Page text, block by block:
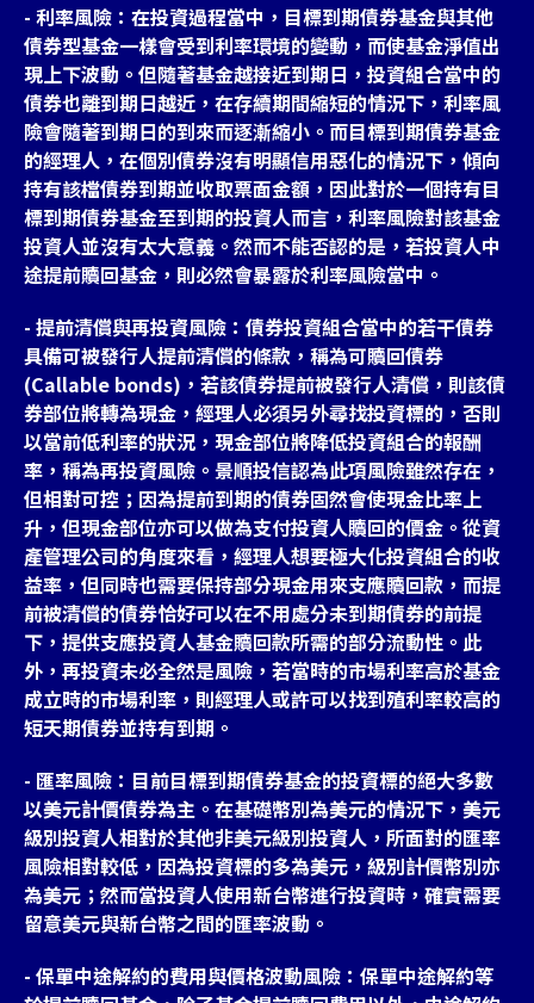
- 利率風險：在投資過程當中，目標到期債券基金與其他
債券型基金一樣會受到利率環境的變動，而使基金淨值出
現上下波動。但隨著基金越接近到期日，投資組合當中的
債券也離到期日越近，在存續期間縮短的情況下，利率風
險會隨著到期日的到來而逐漸縮小。而目標到期債券基金
的經理人，在個別債券沒有明顯信用惡化的情況下，傾向
持有該檔債券到期並收取票面金額，因此對於一個持有目
標到期債券基金至到期的投資人而言，利率風險對該基金
投資人並沒有太大意義。然而不能否認的是，若投資人中
途提前贖回基金，則必然會暴露於利率風險當中。
- 提前清償與再投資風險：債券投資組合當中的若干債券
具備可被發行人提前清償的條款，稱為可贖回債券
(Callable bonds)，若該債券提前被發行人清償，則該債
券部位將轉為現金，經理人必須另外尋找投資標的，否則
以當前低利率的狀況，現金部位將降低投資組合的報酬
率，稱為再投資風險。景順投信認為此項風險雖然存在，
但相對可控；因為提前到期的債券固然會使現金比率上
升，但現金部位亦可以做為支付投資人贖回的價金。從資
產管理公司的角度來看，經理人想要極大化投資組合的收
益率，但同時也需要保持部分現金用來支應贖回款，而提
前被清償的債券恰好可以在不用處分未到期債券的前提
下，提供支應投資人基金贖回款所需的部分流動性。此
外，再投資未必全然是風險，若當時的市場利率高於基金
成立時的市場利率，則經理人或許可以找到殖利率較高的
短天期債券並持有到期。
- 匯率風險：目前目標到期債券基金的投資標的絕大多數
以美元計價債券為主。在基礎幣別為美元的情況下，美元
級別投資人相對於其他非美元級別投資人，所面對的匯率
風險相對較低，因為投資標的多為美元，級別計價幣別亦
為美元；然而當投資人使用新台幣進行投資時，確實需要
留意美元與新台幣之間的匯率波動。
- 保單中途解約的費用與價格波動風險：保單中途解約等